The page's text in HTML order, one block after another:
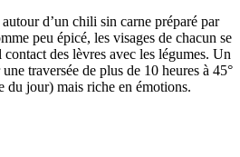
d’un chili sin carne préparé par
peu épicé, les visages de chacun se
des lèvres avec les légumes. Un
traversée de plus de 10 heures à 45°
du jour) mais riche en émotions.